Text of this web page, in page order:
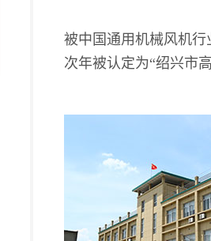
被中国通用机械风机行
次年被认定为“绍兴市